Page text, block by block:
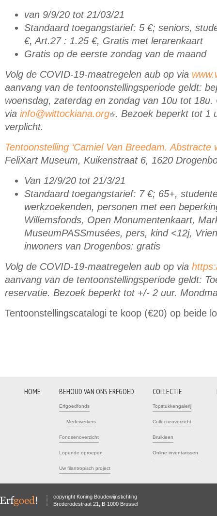
van 9/9/20 tot 21/03/21
Standaard toegangstarief: 5 €; seniors,
€, Art.27 : 1.25 €, Gratis met lerarenkaart
Gratis op de eerste zondag van de maand
Volg de COVID-19-maatregelen aub op via
aanvang van de tentoonstellingsperiode geldt:
woensdag, zaterdag en zondag van 10u tot
via info@wittockiana.org(link is external)
. Bezoek beperkt tot 1
verplicht.
Tentoonstelling ‘Camiel Van Breedam. Abstracte
FeliXart Museum, Kuikenstraat 6, 1620
Van 12/9/20 tot 21/3/21
Standaard toegangstarief: 7 €; 65+,
werkzoekenden, personen met een
Willemsfonds, Open Monumentenkaart,
MuseumPASSmusées, pers, kind <12j,
inwoners van Drogenbos: gratis
Volg de COVID-19-maatregelen aub op via
aanvang van de tentoonstellingsperiode geldt:
reservatie. Bezoek beperkt tot +/- 2 uur.
Tentoonstellingscatalogi te koop (€20) op beide
HOME BEHOUD VAN ONS ERFGOED
Erfgoedfonds
Medewerkers
Fondsenoverzicht
Lopende oproepen
Uw filantropisch project
COLLECTIE
Topstukkengalerij
Collectieoverzicht
Bruikleen
Online inventarissen
copyright Koning Boudewijnstichting
Brederodestraat 21, B-1000 Brussel